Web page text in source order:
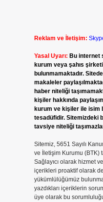
Reklam ve İletişim:
Yasal Uyarı: Bu internet
kurum veya şahıs
bulunmamaktadır. Sitede
makaleler
haber niteliği
kişiler hakkında
kurum ve kişiler ile isim
tesadüfidir. Sitemizdeki
tavsiye niteliği
Sitemiz, 5651 Sayılı
ve İletişim Kurumu (BTK)
Sağlayıcı olarak hizmet
içerikleri proaktif olarak
yükümlülüğümüz
yazdıkları içeriklerin
üye olarak bu